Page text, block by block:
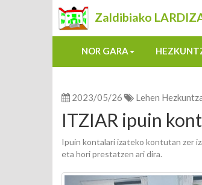
Zaldibiako
NOR GARA
2023/05/26 Lehen
ITZIAR ipuin
Ipuin kontalari izateko kontutan zer
eta hori prestatzen ari dira.